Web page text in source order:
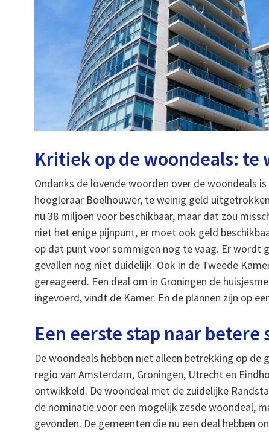
Kritiek op de woondeals: te
Ondanks de lovende woorden over de woondeals
hoogleraar Boelhouwer, te weinig geld
nu 38 miljoen voor beschikbaar, maar dat zou
niet het enige pijnpunt, er moet ook geld
op dat punt voor sommigen nog te vaag. Er wordt
gevallen nog niet duidelijk. Ook in de Tweede
gereageerd. Een deal om in Groningen de
ingevoerd, vindt de Kamer. En de plannen zijn op
Een eerste stap naar
De woondeals hebben niet alleen betrekking op
regio van Amsterdam, Groningen, Utrecht en
ontwikkeld. De woondeal met de zuidelijke
de nominatie voor een mogelijk zesde woondeal,
gevonden. De gemeenten die nu een deal hebben